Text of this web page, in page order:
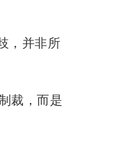
，并非所
裁，而是